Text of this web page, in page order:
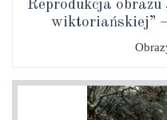
Reprodukcja obrazu
wiktoriańskiej”